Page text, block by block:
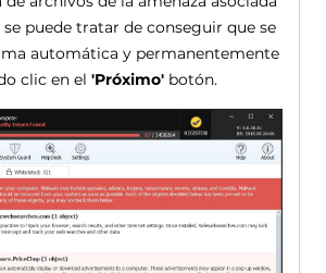
puede tratar de conseguir que se
automática y permanentemente
clic en el'Próximo' botón.